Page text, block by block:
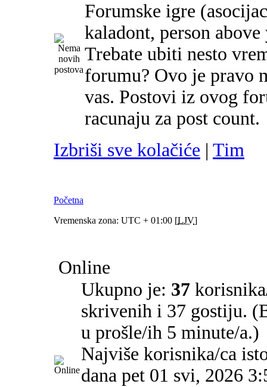
Forumske igre
kaladont, person
Trebate ubiti nesto
forumu? Ovo je pravo
vas. Postovi iz ovog
racunaju za post count.
Izbriši sve kolačiće | Tim
Početna
Vremenska zona: UTC + 01:00 [LJV]
Online
Ukupno je: 37
skrivenih i 37 gostiju.
u prošle/ih 5 minute/a.)
Najviše korisnika/ca
dana pet 01 svi, 2026